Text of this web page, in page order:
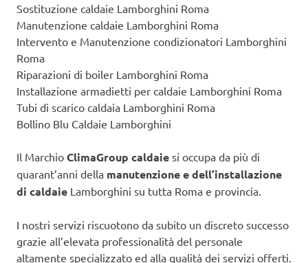
Sostituzione caldaie Lamborghini Roma
Manutenzione caldaie Lamborghini Roma
Intervento e Manutenzione condizionatori Lamborghini
Roma
Riparazioni di boiler Lamborghini Roma
Installazione armadietti per caldaie Lamborghini Roma
Tubi di scarico caldaia Lamborghini Roma
Bollino Blu Caldaie Lamborghini
Il Marchio ClimaGroup caldaie si occupa da più di
quarant’anni della manutenzione e dell’installazione
di caldaie Lamborghini su tutta Roma e provincia.
I nostri servizi riscuotono da subito un discreto successo
grazie all’elevata professionalità del personale
altamente specializzato ed alla qualità dei servizi offerti.